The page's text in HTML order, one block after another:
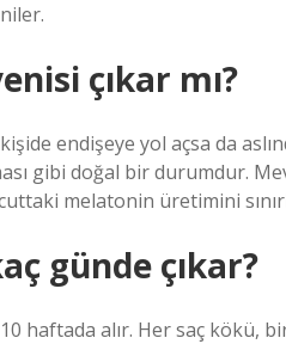
çıkar mı?
endişeye yol açsa da
gibi doğal bir durumdur.
melatonin üretimini
günde çıkar?
haftada alır. Her saç kökü,